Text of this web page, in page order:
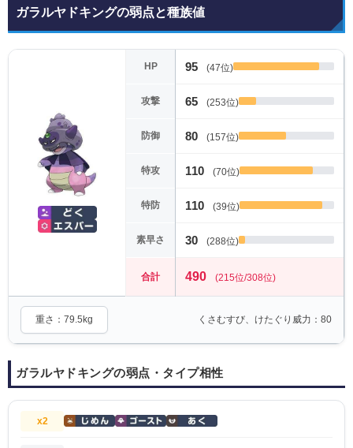
ガラルヤドキングの弱点と種族値
HP 95 (47位)
攻撃 65 (253位)
防御 80 (157位)
特攻 110 (70位)
特防 110 (39位)
素早さ 30 (288位)
合計 490 (215位/308位)
重さ：79.5kg くさむすび、けたぐり威力：80
ガラルヤドキングの弱点・タイプ相性
x2